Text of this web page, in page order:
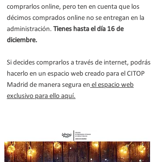
comprarlos online, pero ten en cuenta que los
décimos comprados online no se entregan en la
administración. Tienes hasta el día 16 de
diciembre.
Si decides comprarlos a través de internet, podrás
hacerlo en un espacio web creado para el CITOP
Madrid de manera segura en el espacio web
exclusivo para ello aquí.